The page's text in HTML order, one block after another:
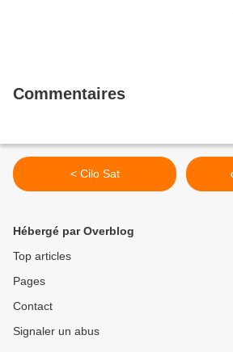
Commentaires
< Cilo Sat
Hébergé par Overblog
Top articles
Pages
Contact
Signaler un abus